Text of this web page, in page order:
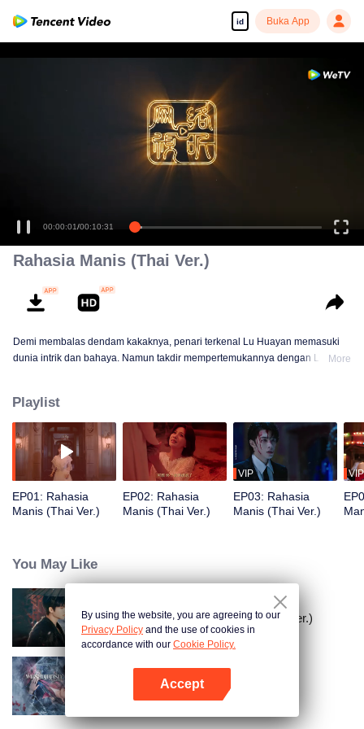
id Buka App
00:00:01/00:10:31
Rahasia Manis (Thai Ver.)
Demi membalas dendam kakaknya, penari terkenal Lu Huayan memasuki
dunia intrik dan bahaya. Namun takdir mempertemukannya dengan Li
telah terjalin sejak kehidupan sebelumnya—cinta yang indah, tapi berujung
tragis.
More
Playlist
EP01: Rahasia
Manis (Thai Ver.)
EP02: Rahasia
Manis (Thai Ver.)
VIP
EP03: Rahasia
Manis (Thai Ver.)
VIP
You May Like
Love Beyond The Curse (Thai Ver.)
Perjanjian Dua Jiwa (Thai. Ver.)
By using the website, you are agreeing to our
Privacy Policy and the use of cookies in
accordance with our Cookie Policy.
Accept